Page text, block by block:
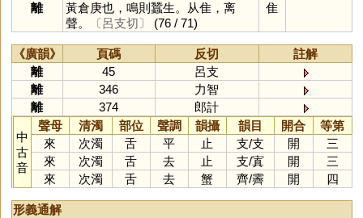
離
黃倉庚也，鳴則蠶生。从隹，离
聲。
〔呂支切〕 (76 / 71)
隹
《廣韻》 頁碼 反切
註解
離
45
呂支
離
346
力智
離
374 郎計
中
古
音
聲母 清濁 部位 聲調 韻攝 韻目 開合
等第
來
次濁 舌 平 止 支/支 開
三
來
次濁 舌 去 止 支/寘 開
三
來
次濁 舌 去 蟹 齊/霽 開 四
形義通解